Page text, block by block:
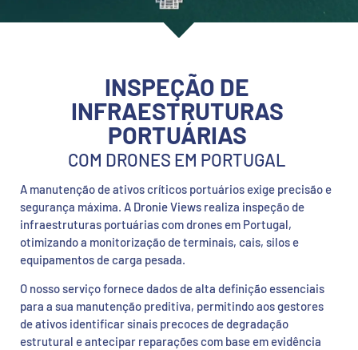
INSPEÇÃO DE
INFRAESTRUTURAS
PORTUÁRIAS
COM DRONES EM PORTUGAL
A manutenção de ativos críticos portuários exige precisão e
segurança máxima. A Dronie Views realiza inspeção de
infraestruturas portuárias com drones em Portugal,
otimizando a monitorização de terminais, cais, silos e
equipamentos de carga pesada.
O nosso serviço fornece dados de alta definição essenciais
para a sua manutenção preditiva, permitindo aos gestores
de ativos identificar sinais precoces de degradação
estrutural e antecipar reparações com base em evidência